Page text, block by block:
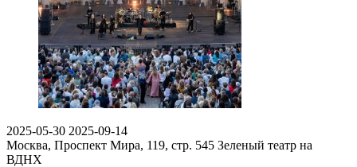
2025-05-30 2025-09-14
Москва, Проспект Мира, 119, стр. 545 Зеленый театр на
ВДНХ